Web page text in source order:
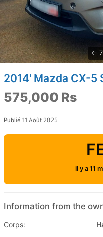
2014' Mazda CX-5
575,000 Rs
Publié 11 Août 2025
il y a 11
Information from the
Corps: